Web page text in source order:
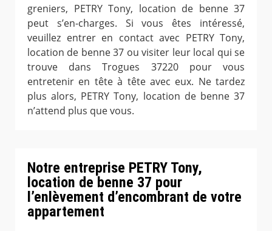
greniers, PETRY Tony, location de benne 37
peut s’en-charges. Si vous êtes intéressé,
veuillez entrer en contact avec PETRY Tony,
location de benne 37 ou visiter leur local qui se
trouve dans Trogues 37220 pour vous
entretenir en tête à tête avec eux. Ne tardez
plus alors, PETRY Tony, location de benne 37
n’attend plus que vous.
Notre entreprise PETRY Tony,
location de benne 37 pour
l’enlèvement d’encombrant de votre
appartement